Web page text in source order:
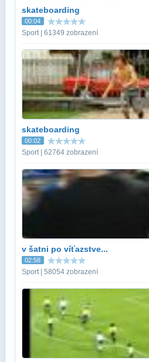
skateboarding
00:04
Sport | 61349 zobrazení
skateboarding
00:02
Sport | 62764 zobrazení
v šatni po víťazstve...
02:58
Sport | 58054 zobrazení